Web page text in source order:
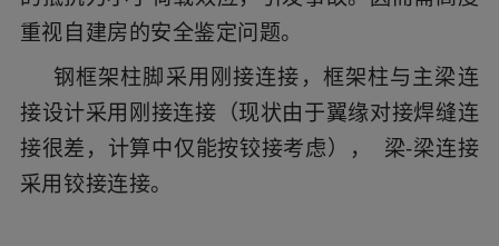
重视自建房的安全鉴定问题。
钢框架柱脚采用刚接连接，框架柱与主梁连
接设计采用刚接连接（现状由于翼缘对接焊缝连
接很差，计算中仅能按铰接考虑）， 梁-梁连接
采用铰接连接。